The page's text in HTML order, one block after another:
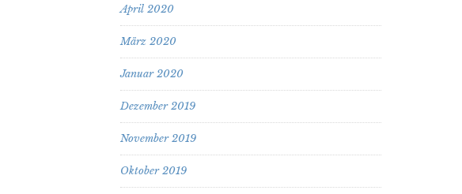
April 2020
März 2020
Januar 2020
Dezember 2019
November 2019
Oktober 2019